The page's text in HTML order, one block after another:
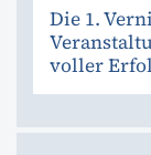
Die 1.
voller